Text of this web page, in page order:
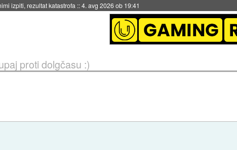
večkratno uporabo::4. avg 2026 ob 19:41
proti dolgčasu :)